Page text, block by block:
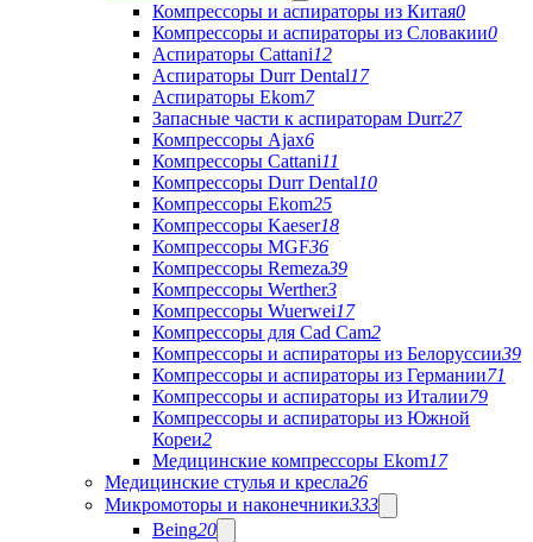
Компрессоры и аспираторы из Китая0
Компрессоры и аспираторы из Словакии0
Аспираторы Cattani12
Аспираторы Durr Dental17
Аспираторы Ekom7
Запасные части к аспираторам Durr27
Компрессоры Ajax6
Компрессоры Cattani11
Компрессоры Durr Dental10
Компрессоры Ekom25
Компрессоры Kaeser18
Компрессоры MGF36
Компрессоры Remeza39
Компрессоры Werther3
Компрессоры Wuerwei17
Компрессоры для Cad Cam2
Компрессоры и аспираторы из Белоруссии39
Компрессоры и аспираторы из Германии71
Компрессоры и аспираторы из Италии79
Компрессоры и аспираторы из Южной
Кореи2
Медицинские компрессоры Ekom17
Медицинские стулья и кресла26
Микромоторы и наконечники333
Being20